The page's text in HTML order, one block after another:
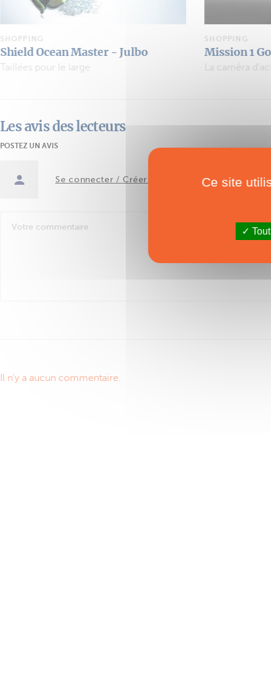
SHOPPING
Mission 1 GoPro
SHOPPING
Dressing
Les avis des lecteurs
POSTEZ UN AVIS
Se connecter / Créer un compte
Il n'y a aucun commentaire.
Ce site